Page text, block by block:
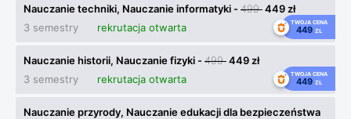
Nauczanie techniki, Nauczanie informatyki -499449 zł
3 semestry
rekrutacja otwarta TWOJA CENA
449 ZŁ
Nauczanie historii, Nauczanie fizyki -499449 zł
3 semestry
rekrutacja otwarta TWOJA CENA
449 ZŁ
Nauczanie przyrody, Nauczanie edukacji dla bezpieczeństwa